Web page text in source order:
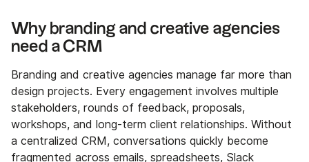
Why branding and creative agencies
need a CRM
Branding and creative agencies manage far more than
design projects. Every engagement involves multiple
stakeholders, rounds of feedback, proposals,
workshops, and long-term client relationships. Without
a centralized CRM, conversations quickly become
fragmented across emails, spreadsheets, Slack